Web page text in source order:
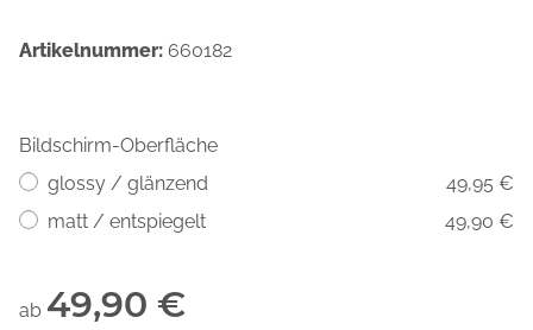
Artikelnummer: 660182
Bildschirm-Oberfläche
glossy / glänzend
49,95 €
matt / entspiegelt
49,90 €
ab 49,90 €